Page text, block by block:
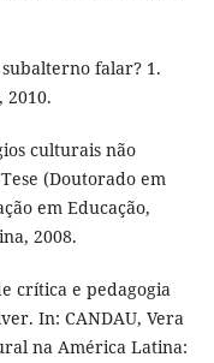
falar? 1.
2010.
culturais não
(Doutorado em
em Educação,
2008.
crítica e pedagogia
In: CANDAU, Vera
na América Latina: